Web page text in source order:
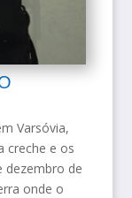
Varsóvia,
creche e os
dezembro de
onde o